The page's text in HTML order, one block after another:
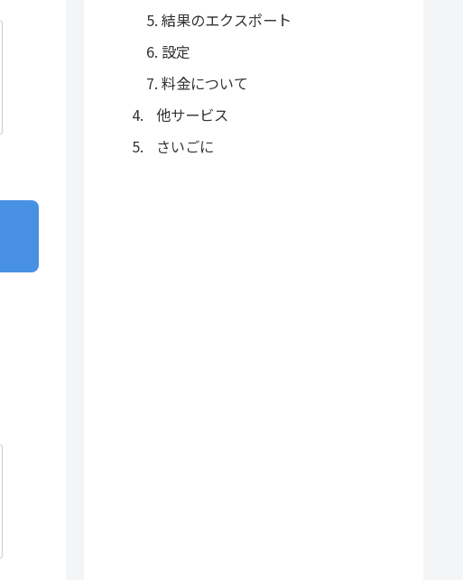
結果のエクスポート
設定
料金について
他サービス
さいごに